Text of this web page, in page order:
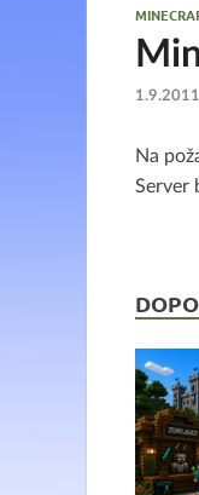
1.9.2011
Na
Server